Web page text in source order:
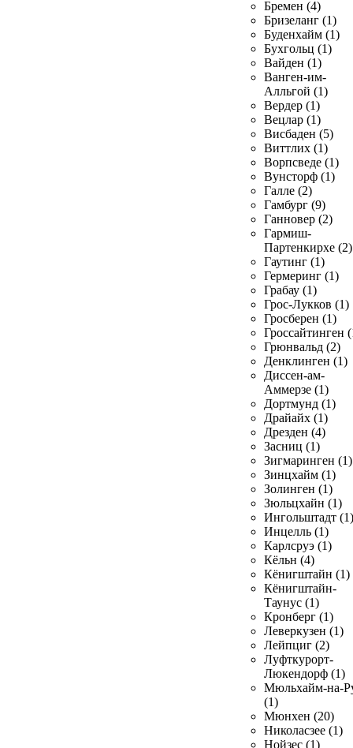
Бремен (4)
Бризеланг (1)
Буденхайм (1)
Бухгольц (1)
Вайден (1)
Ванген-им-
Алльгой (1)
Вердер (1)
Вецлар (1)
Висбаден (5)
Виттлих (1)
Ворпсведе (1)
Вунсторф (1)
Галле (2)
Гамбург (9)
Ганновер (2)
Гармиш-
Партенкирхе (2)
Гаутинг (1)
Гермеринг (1)
Грабау (1)
Грос-Лукков (1)
Гросберен (1)
Гроссайтинген
Грюнвальд (2)
Денклинген (1)
Диссен-ам-
Аммерзе (1)
Дортмунд (1)
Драйайх (1)
Дрезден (4)
Засниц (1)
Зигмаринген (1)
Зинцхайм (1)
Золинген (1)
Зюльцхайн (1)
Ингольштадт (1)
Инцелль (1)
Карлсруэ (1)
Кёльн (4)
Кёнигштайн (1)
Кёнигштайн-
Таунус (1)
Кронберг (1)
Леверкузен (1)
Лейпциг (2)
Луфткурорт-
Люкендорф (1)
Мюльхайм-на-
(1)
Мюнхен (20)
Николасзее (1)
Нойзес (1)